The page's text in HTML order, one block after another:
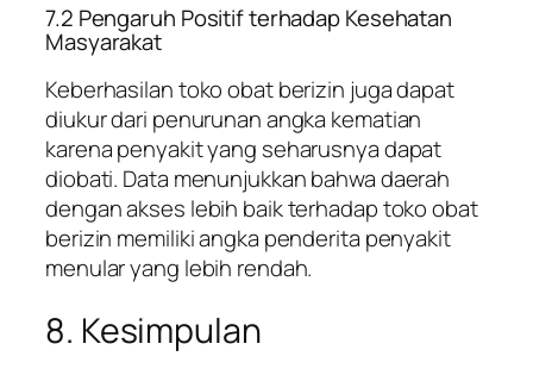
7.2 Pengaruh Positif terhadap Kesehatan
Masyarakat
Keberhasilan toko obat berizin juga dapat
diukur dari penurunan angka kematian
karena penyakit yang seharusnya dapat
diobati. Data menunjukkan bahwa daerah
dengan akses lebih baik terhadap toko obat
berizin memiliki angka penderita penyakit
menular yang lebih rendah.
8. Kesimpulan